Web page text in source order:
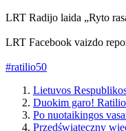
LRT Radijo laida „Ryto
LRT Facebook vaizdo
#ratilio50
Lietuvos
Duokim garo!
Po nuotaikingos
Przedświąteczny